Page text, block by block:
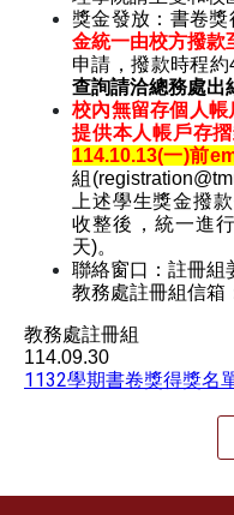
獎金發放：書卷獎
金統一由校方撥款
申請，撥款時程約
查詢請洽總務處出
校內無留存個人
提供本人帳戶存
114.10.13(一)前
組
上述學生獎金撥
收整後，統一進
天)。
聯絡窗口：註冊組
教務處註冊組信箱
教務處註冊組
114.09.30
1132學期書卷獎得獎名